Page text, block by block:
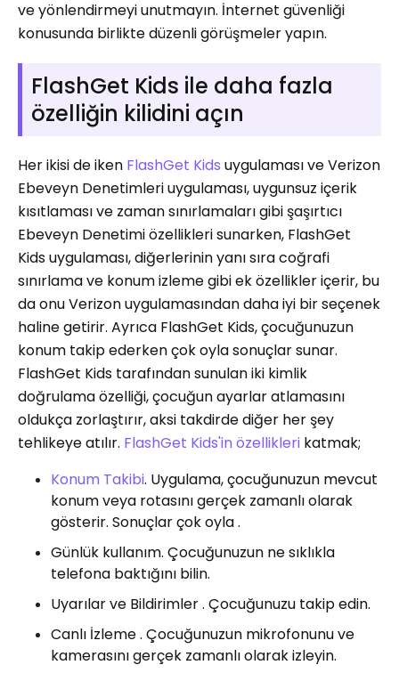
ve yönlendirmeyi unutmayın. İnternet güvenliği
konusunda birlikte düzenli görüşmeler yapın.
FlashGet Kids ile daha fazla
özelliğin kilidini açın
Her ikisi de iken FlashGet Kids uygulaması ve Verizon
Ebeveyn Denetimleri uygulaması, uygunsuz içerik
kısıtlaması ve zaman sınırlamaları gibi şaşırtıcı
Ebeveyn Denetimi özellikleri sunarken, FlashGet
Kids uygulaması, diğerlerinin yanı sıra coğrafi
sınırlama ve konum izleme gibi ek özellikler içerir, bu
da onu Verizon uygulamasından daha iyi bir seçenek
haline getirir. Ayrıca FlashGet Kids, çocuğunuzun
konum takip ederken çok oyla sonuçlar sunar.
FlashGet Kids tarafından sunulan iki kimlik
doğrulama özelliği, çocuğun ayarlar atlamasını
oldukça zorlaştırır, aksi takdirde diğer her şey
tehlikeye atılır. FlashGet Kids'in özellikleri katmak;
Konum Takibi. Uygulama, çocuğunuzun mevcut
konum veya rotasını gerçek zamanlı olarak
gösterir. Sonuçlar çok oyla .
Günlük kullanım. Çocuğunuzun ne sıklıkla
telefona baktığını bilin.
Uyarılar ve Bildirimler . Çocuğunuzu takip edin.
Canlı İzleme . Çocuğunuzun mikrofonunu ve
kamerasını gerçek zamanlı olarak izleyin.